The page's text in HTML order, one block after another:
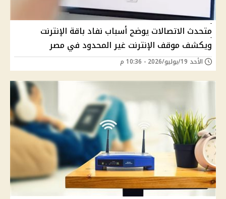
متحدث الاتصالات يوضح أسباب نفاد باقة الإنترنت
ويكشف موقف الإنترنت غير المحدود في مصر
الأحد 19/يوليو/2026 - 10:36 م